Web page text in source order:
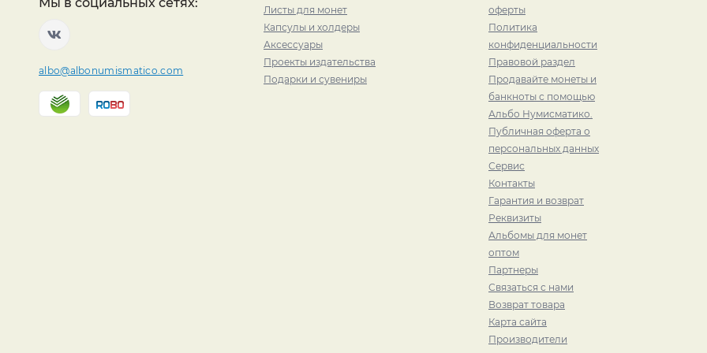
albo@albonumismatico.com
Листы для монет
Капсулы и холдеры
Аксессуары
Проекты издательства
Подарки и сувениры
оферты
Политика
конфиденциальности
Правовой раздел
Продавайте монеты и
банкноты с помощью
Альбо Нумисматико.
Публичная оферта о
персональных данных
Сервис
Контакты
Гарантия и возврат
Реквизиты
Альбомы для монет
оптом
Партнеры
Связаться с нами
Возврат товара
Карта сайта
Производители